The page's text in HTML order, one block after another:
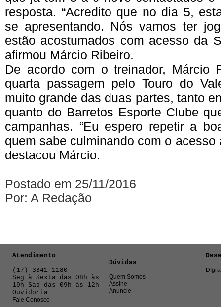
resposta. “Acredito que no dia 5,
se apresentando. Nós vamos ter
estão acostumados com acesso da
afirmou Márcio Ribeiro.
De acordo com o treinador, Márcio
quarta passagem pelo Touro do
muito grande das duas partes, tanto
quanto do Barretos Esporte Clube
campanhas. “Eu espero repetira
quem sabe culminando com o acesso
destacou Márcio.
Postado em 25/11/2016
Por: A Redação
Atendimento
(17) 3341-1180
Seg à Sexta das 08h às
19h Sab das 09h às 12h
Ouvidoria
Fale Conosco
Dúvidas
Quem Somos
Assine
Anuncie